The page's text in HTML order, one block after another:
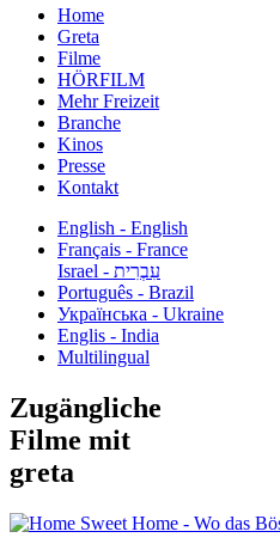
Home
Greta
Filme
HÖRFILM
Mehr Freizeit
Branche
Kinos
Presse
Kontakt
English - English
Français - France
עִבְרִית - Israel
Português - Brazil
Українська - Ukraine
Englis - India
Multilingual
Zugängliche
Filme mit
greta